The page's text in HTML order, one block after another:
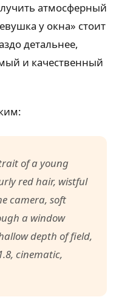
атмосферный
у окна» стоит
детальнее,
и качественный
of a young
red hair, wistful
camera, soft
a window
depth of field,
cinematic,